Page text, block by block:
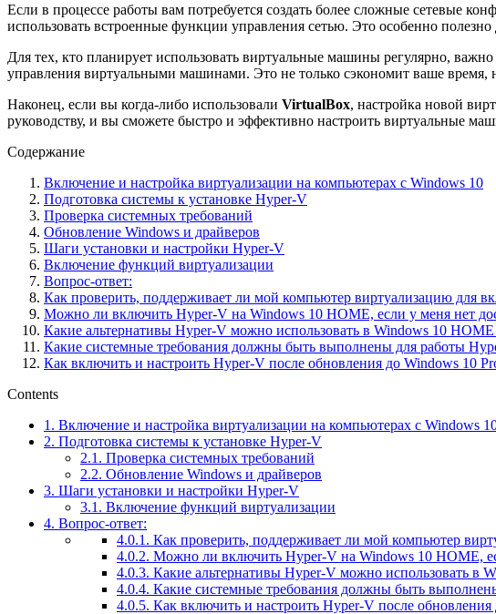
Если в процессе работы вам потребуется создать более сложные сетевые
использовать встроенные функции управления сетью. Это особенно
Для тех, кто планирует использовать виртуальные машины регулярно,
управления виртуальными машинами. Это не только сэкономит ваше время,
Наконец, если вы когда-либо использовали VirtualBox, настройка новой
руководству, и вы сможете быстро и эффективно настроить виртуальные
Содержание
Включение и настройка виртуализации на компьютерах с Windows 10
Подготовка системы к установке Hyper-V
Проверка системных требований
Обновление Windows и драйверов
Шаги установки и настройки Hyper-V
Включение функций виртуализации
Вопрос-ответ:
Как проверить, поддерживает ли мой компьютер виртуализацию для
Можно ли включить Hyper-V на Windows 10 HOME, если у меня нет
Какие альтернативы Hyper-V можно использовать в Windows 10 HOME
Какие системные требования должны быть выполнены для работы
Как включить и настроить Hyper-V после обновления до Windows 10
Contents
1. Включение и настройка виртуализации на компьютерах с Windows
2. Подготовка системы к установке Hyper-V
2.1. Проверка системных требований
2.2. Обновление Windows и драйверов
3. Шаги установки и настройки Hyper-V
3.1. Включение функций виртуализации
4. Вопрос-ответ:
4.0.1. Как проверить, поддерживает ли мой компьютер
4.0.2. Можно ли включить Hyper-V на Windows 10 HOME,
4.0.3. Какие альтернативы Hyper-V можно использовать в
4.0.4. Какие системные требования должны быть
4.0.5. Как включить и настроить Hyper-V после обновления